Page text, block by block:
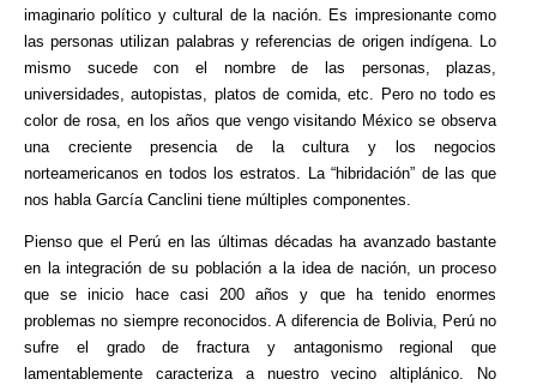
imaginario político y cultural de la nación. Es impresionante como
las personas utilizan palabras y referencias de origen indígena. Lo
mismo sucede con el nombre de las personas, plazas,
universidades, autopistas, platos de comida, etc. Pero no todo es
color de rosa, en los años que vengo visitando México se observa
una creciente presencia de la cultura y los negocios
norteamericanos en todos los estratos. La “hibridación” de las que
nos habla García Canclini tiene múltiples componentes.
Pienso que el Perú en las últimas décadas ha avanzado bastante
en la integración de su población a la idea de nación, un proceso
que se inicio hace casi 200 años y que ha tenido enormes
problemas no siempre reconocidos. A diferencia de Bolivia, Perú no
sufre el grado de fractura y antagonismo regional que
lamentablemente caracteriza a nuestro vecino altiplánico. No